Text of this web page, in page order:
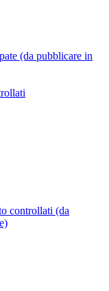
(da pubblicare in
controllati (da